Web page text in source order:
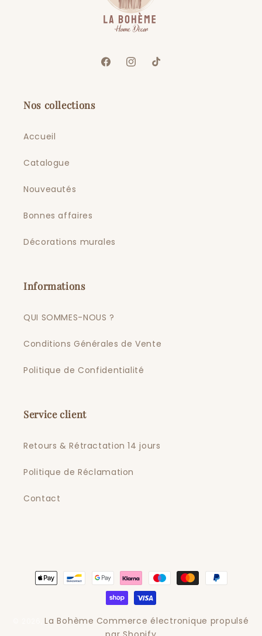
FacebookInstagram
TikTok
Nos collections
Accueil
Catalogue
Nouveautés
Bonnes affaires
Décorations murales
Informations
QUI SOMMES-NOUS ?
Conditions Générales de Vente
Politique de Confidentialité
Service client
Retours & Rétractation 14 jours
Politique de Réclamation
Contact
Moyens
La Bohème Commerce électronique propulsé